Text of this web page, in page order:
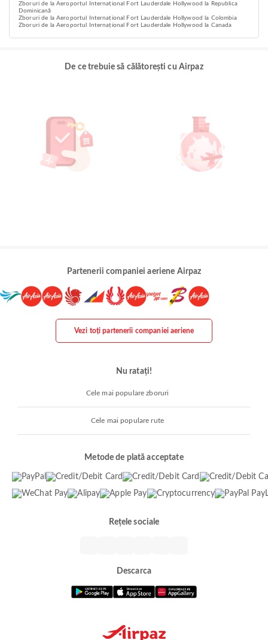
Zboruri de la Aeroportul Internațional Fort Lauderdale Hollywood la Republica
Dominicană
Zboruri de la Aeroportul Internațional Fort Lauderdale Hollywood la Colombia
Zboruri de la Aeroportul Internațional Fort Lauderdale Hollywood la Canada
De ce trebuie să călătorești cu Airpaz
Partenerii companiei aeriene Airpaz
Vezi toți partenerii companiei aeriene
Nu ratați!
Cele mai populare zboruri
Cele mai populare rute
Metode de plată acceptate
Rețele sociale
Descarca